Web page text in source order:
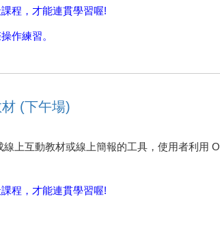
程，才能連貫學習喔!
作練習。
(下午場)
上互動教材或線上簡報的工具，使用者利用
程，才能連貫學習喔!